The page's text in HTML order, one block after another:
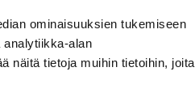
ominaisuuksien tukemiseen
analytiikka-alan
näitä tietoja muihin tietoihin, joita
€